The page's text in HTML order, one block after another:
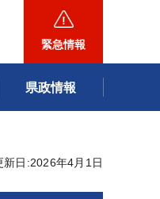
緊急情報
県政情報
新日:2026年4月1日